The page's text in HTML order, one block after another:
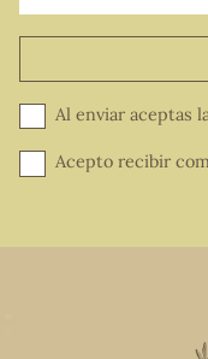
Al enviar aceptas
Acepto recibir